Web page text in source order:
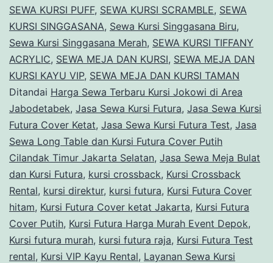
SEWA KURSI PUFF, SEWA KURSI SCRAMBLE, SEWA
KURSI SINGGASANA, Sewa Kursi Singgasana Biru,
Sewa Kursi Singgasana Merah, SEWA KURSI TIFFANY
ACRYLIC, SEWA MEJA DAN KURSI, SEWA MEJA DAN
KURSI KAYU VIP, SEWA MEJA DAN KURSI TAMAN
Ditandai Harga Sewa Terbaru Kursi Jokowi di Area
Jabodetabek, Jasa Sewa Kursi Futura, Jasa Sewa Kursi
Futura Cover Ketat, Jasa Sewa Kursi Futura Test, Jasa
Sewa Long Table dan Kursi Futura Cover Putih
Cilandak Timur Jakarta Selatan, Jasa Sewa Meja Bulat
dan Kursi Futura, kursi crossback, Kursi Crossback
Rental, kursi direktur, kursi futura, Kursi Futura Cover
hitam, Kursi Futura Cover ketat Jakarta, Kursi Futura
Cover Putih, Kursi Futura Harga Murah Event Depok,
Kursi futura murah, kursi futura raja, Kursi Futura Test
rental, Kursi VIP Kayu Rental, Layanan Sewa Kursi